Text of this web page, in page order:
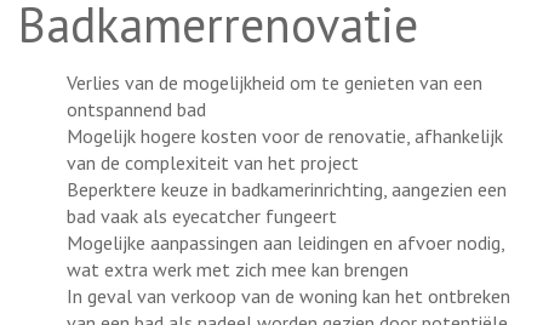
Badkamerrenovatie
Verlies van de mogelijkheid om te genieten van een
ontspannend bad
Mogelijk hogere kosten voor de renovatie, afhankelijk
van de complexiteit van het project
Beperktere keuze in badkamerinrichting, aangezien een
bad vaak als eyecatcher fungeert
Mogelijke aanpassingen aan leidingen en afvoer nodig,
wat extra werk met zich mee kan brengen
In geval van verkoop van de woning kan het ontbreken